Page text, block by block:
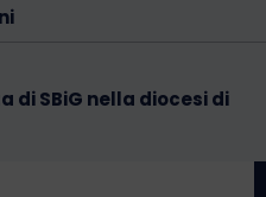
di SBiG nella diocesi di